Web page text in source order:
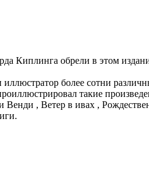
Киплинга обрели в этом
иллюстратор более сотни
такие
, Ветер в ивах ,